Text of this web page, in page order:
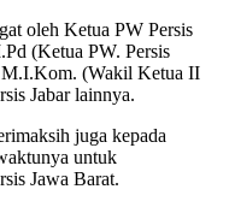
oleh Ketua PW Persis
(Ketua PW. Persis
M.I.Kom. (Wakil Ketua II
Jabar lainnya.
juga kepada
untuk
Jawa Barat.